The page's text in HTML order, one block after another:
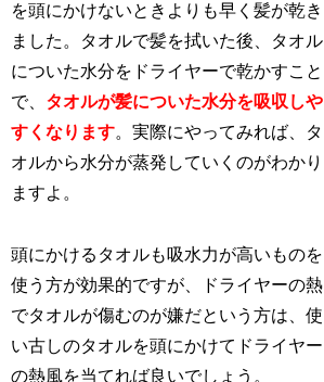
を頭にかけないときよりも早く髪が乾き
ました。タオルで髪を拭いた後、タオル
についた水分をドライヤーで乾かすこと
で、 タオルが髪についた水分を吸収しや
すくなります。実際にやってみれば、タ
オルから水分が蒸発していくのがわかり
ますよ。
頭にかけるタオルも吸水力が高いものを
使う方が効果的ですが、ドライヤーの熱
でタオルが傷むのが嫌だという方は、使
い古しのタオルを頭にかけてドライヤー
の熱風を当てれば良いでしょう。